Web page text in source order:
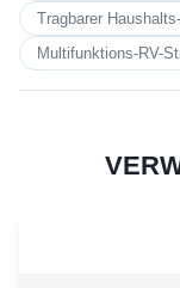
Tragbarer
Multifunktions-RV-